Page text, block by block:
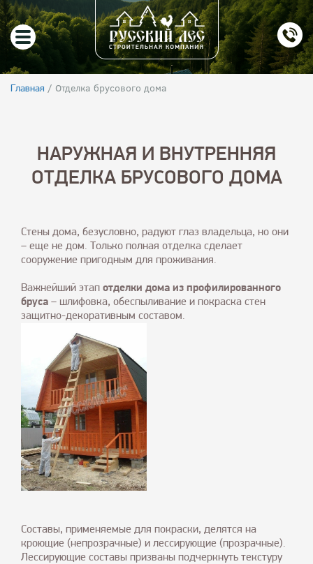
Главная / Отделка брусового дома
НАРУЖНАЯ И ВНУТРЕННЯЯ
ОТДЕЛКА БРУСОВОГО ДОМА
Стены дома, безусловно, радуют глаз владельца, но они
– еще не дом. Только полная отделка сделает
сооружение пригодным для проживания.
Важнейший этап отделки дома из профилированного
бруса – шлифовка, обеспыливание и покраска стен
защитно-декоративным составом.
Составы, применяемые для покраски, делятся на
кроющие (непрозрачные) и лессирующие (прозрачные).
Лессирующие составы призваны подчеркнуть текстуру